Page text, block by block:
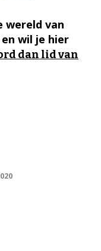
wereld van
wil je hier
dan lid van